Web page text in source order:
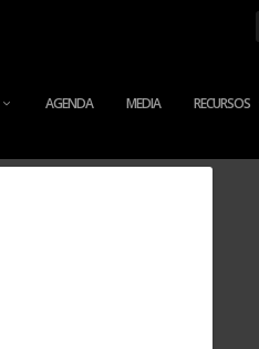
AGENDA MEDIA RECURSOS